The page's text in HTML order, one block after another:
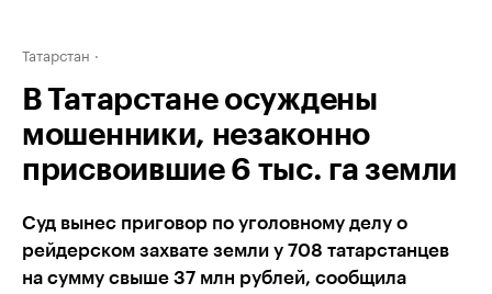
Татарстан
В Татарстане осуждены
мошенники, незаконно
присвоившие 6 тыс. га земли
Суд вынес приговор по уголовному делу о
рейдерском захвате земли у 708 татарстанцев
на сумму свыше 37 млн рублей, сообщила